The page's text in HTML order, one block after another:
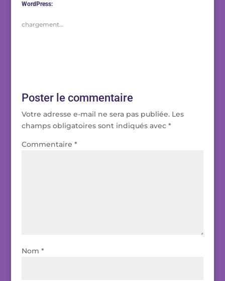
WordPress:
chargement…
Poster le commentaire
Votre adresse e-mail ne sera pas publiée. Les
champs obligatoires sont indiqués avec *
Commentaire *
Nom *